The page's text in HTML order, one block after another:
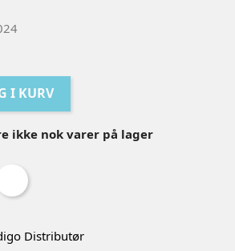
I KURV
ikke nok varer på lager
Distributør